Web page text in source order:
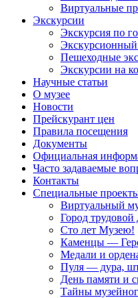
Виртуальные
Экскурсии
Экскурсия по
Пешеходные
Экскурсии на
Научные статьи
О музее
Новости
Прейскурант цен
Правила посещения
Документы
Официальная
Часто задаваемые
Контакты
Специальные
Виртуальный
Город трудовой
Сто лет Музею!
Каменцы —
Медали и
Пуля — дура,
День памяти и
Тайны